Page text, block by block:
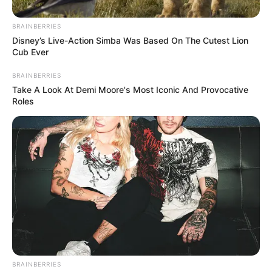
2026-ban a Kos számára a Dalai Láma tanítása
szerint nem a vakmerőség, hanem a tudatos
bátorság hozza el az igazi áttörést.Ez az év arra
tanít, hogy nem minden csata attól nyerhető meg,
BRAINBERRIES
Disney’s Live-Action Simba Was Based On The Cutest Lion
Cub Ever
BRAINBERRIES
Take A Look At Demi Moore's Most Iconic And Provocative
Roles
BRAINBERRIES